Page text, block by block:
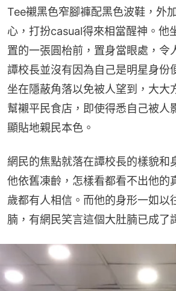
Tee襯黑色窄腳褲配黑色波鞋，外
心，打扮casual得來相當醒神。他
置的一張圓枱前，置身當眼處，令
譚校長並沒有因為自己是明星身份
坐在隱蔽角落以免被人望到，大大
幫襯平民食店，即使得悉自己被人
顯貼地親民本色。
網民的焦點就落在譚校長的樣貌和
他依舊凍齡，怎樣看都看不出他的
歲都有人相信。而他的身形一如以
腩，有網民笑言這個大肚腩已成了